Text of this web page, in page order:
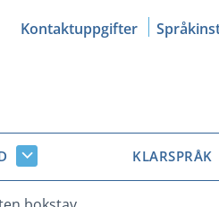
Kontaktuppgifter
Namnvård
undersidor
KLARSPRÅK